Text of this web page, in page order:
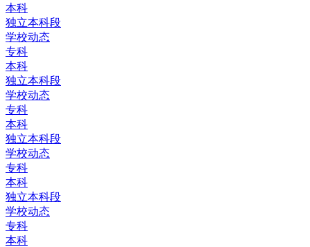
本科
独立本科段
学校动态
专科
本科
独立本科段
学校动态
专科
本科
独立本科段
学校动态
专科
本科
独立本科段
学校动态
专科
本科